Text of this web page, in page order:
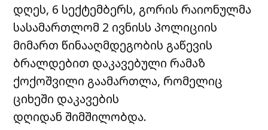
დღეს, 6 სექტემბერს, გორის რაიონულმა
სასამართლომ 2 ივნისს პოლიციის
მიმართ წინააღმდეგობის გაწევის
ბრალდებით დაკავებული რამაზ
ქოქოშვილი გაამართლა, რომელიც
ციხეში დაკავების
დღიდან შიმშილობდა.